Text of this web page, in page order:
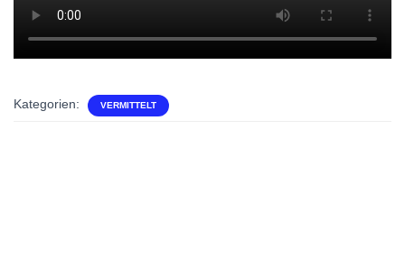
Kategorien: VERMITTELT